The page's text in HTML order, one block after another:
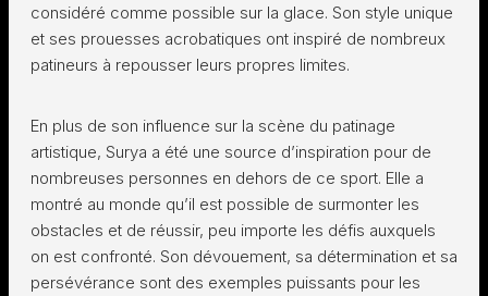
considéré comme possible sur la glace. Son style unique
et ses prouesses acrobatiques ont inspiré de nombreux
patineurs à repousser leurs propres limites.
En plus de son influence sur la scène du patinage
artistique, Surya a été une source d’inspiration pour de
nombreuses personnes en dehors de ce sport. Elle a
montré au monde qu’il est possible de surmonter les
obstacles et de réussir, peu importe les défis auxquels
on est confronté. Son dévouement, sa détermination et sa
persévérance sont des exemples puissants pour les